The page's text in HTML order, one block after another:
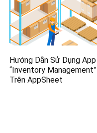
Hướng Dẫn Sử Dụng App
“Inventory Management”
Trên AppSheet